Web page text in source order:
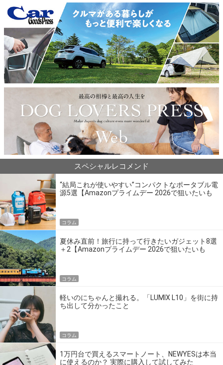
スペシャルレコメンド
“結局これが使いやすい”コンパクトなポータブル電
源5選【Amazonプライムデー 2026で狙いたいも
コラム
夏休み直前！旅行に持って行きたいガジェット8選
＋2【Amazonプライムデー 2026で狙いたいも
コラム
軽いのにちゃんと撮れる。「LUMIX L10」を街に持
ち出して分かったこと
コラム
1万円台で買えるスマートノート、NEWYESは本当
に使えるのか？ 実際に購入して試してみた